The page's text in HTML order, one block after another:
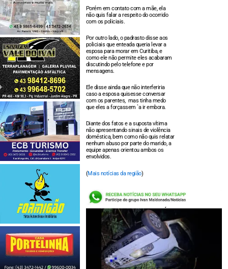
Porém em contato com a mãe, ela
não quis falar a respeito do ocorrido
com os policiais.
Por outro lado, o padrasto disse aos
policiais que enteada queria levar a
esposa para morar em Curitiba, e
como ele não permite eles acabaram
discutindo pelo telefone e por
mensagens.
Ele disse ainda que não interferiria
caso a esposa quisesse conversar
com os parentes, mas tinha medo
que eles a forçassem `a ir embora.
Diante dos fatos e a suposta vítima
não apresentando sinais de violência
doméstica, bem como não quis relatar
nenhum abuso por parte do marido, a
equipe apenas orientou ambos os
envolvidos.
(Mais notícias da região)
LEIA TAMBÉM: